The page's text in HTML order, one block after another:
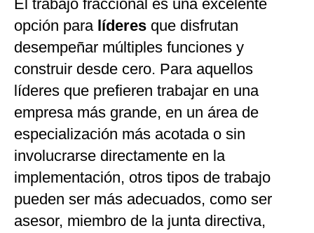
El trabajo fraccional es una excelente
opción para líderes que disfrutan
desempeñar múltiples funciones y
construir desde cero. Para aquellos
líderes que prefieren trabajar en una
empresa más grande, en un área de
especialización más acotada o sin
involucrarse directamente en la
implementación, otros tipos de trabajo
pueden ser más adecuados, como ser
asesor, miembro de la junta directiva,